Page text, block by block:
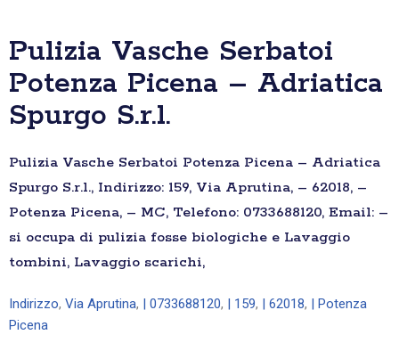
Pulizia Vasche Serbatoi
Potenza Picena – Adriatica
Spurgo S.r.l.
Pulizia Vasche Serbatoi Potenza Picena – Adriatica
Spurgo S.r.l., Indirizzo: 159, Via Aprutina, – 62018, –
Potenza Picena, – MC, Telefono: 0733688120, Email: –
si occupa di pulizia fosse biologiche e Lavaggio
tombini, Lavaggio scarichi,
Indirizzo, Via Aprutina, | 0733688120, | 159, | 62018,
| Potenza
Picena